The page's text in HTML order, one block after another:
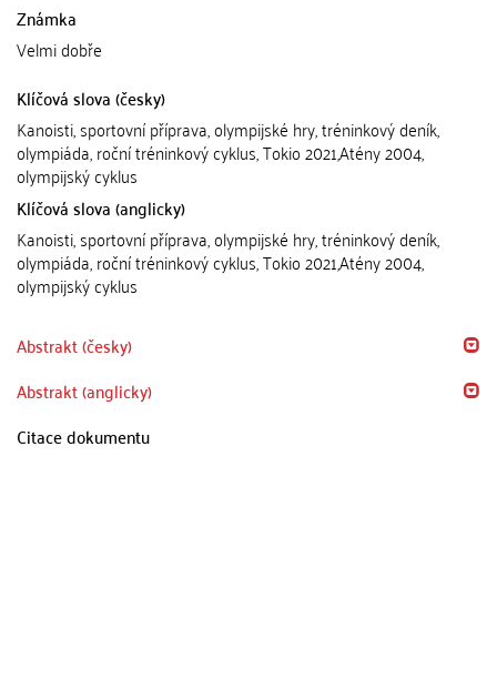
Známka
Velmi dobře
Klíčová slova (česky)
Kanoisti, sportovní příprava, olympijské hry, tréninkový deník,
olympiáda, roční tréninkový cyklus, Tokio 2021,Atény 2004,
olympijský cyklus
Klíčová slova (anglicky)
Kanoisti, sportovní příprava, olympijské hry, tréninkový deník,
olympiáda, roční tréninkový cyklus, Tokio 2021,Atény 2004,
olympijský cyklus
Abstrakt (česky)
Abstrakt (anglicky)
Citace dokumentu